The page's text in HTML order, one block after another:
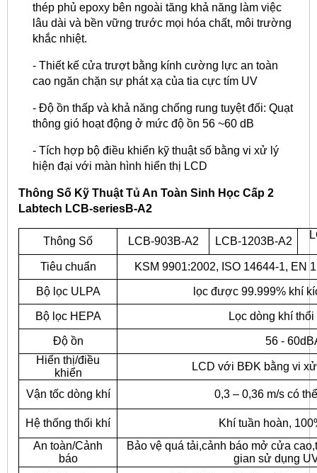
thép phủ epoxy bên ngoài tăng khả năng làm việc
lâu dài và bền vững trước mọi hóa chất, môi trường
khắc nhiệt.
- Thiết kế cửa trượt bằng kính cường lực an toàn
cao ngăn chặn sự phát xạ của tia cực tím UV
- Độ ồn thấp và khả năng chống rung tuyệt đối: Quạt
thông gió hoạt động ở mức độ ồn 56 ~60 dB
- Tích hợp bộ điều khiển kỹ thuật số bằng vi xử lý
hiện đại với màn hình hiển thị LCD
Thông Số Kỹ Thuật Tủ An Toàn Sinh Học Cấp 2
Labtech LCB-seriesB-A2
Thông Số LCB-903B-A2 LCB-1203B-A2
Tiêu chuẩn KSM 9901:2002, ISO 14644-1, EN
Bộ lọc ULPA lọc được 99.999% khí
Bộ lọc HEPA Lọc dòng khí
Độ ồn
56 -
Hiển thị/điều
khiển
LCD với BĐK bằng vi
Vận tốc dòng khí 0,3 – 0,36 m/s có
Hệ thống thổi khí
Khí tuần hoàn,
An toàn/Cảnh
báo
Bảo vệ quá tải,cảnh báo mở cửa
gian sử dụng